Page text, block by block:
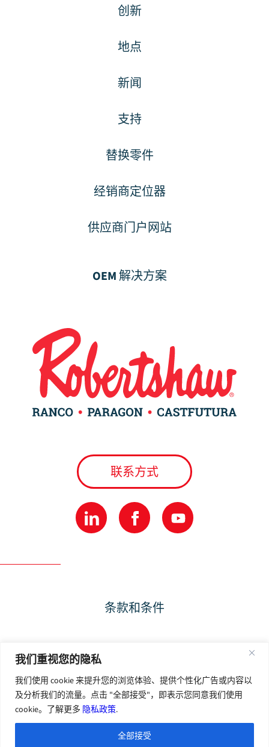
我们重视您的隐私
我们使用 cookie 来提升您的浏览体验、提供个性化广告或内容以
及分析我们的流量。点击 "全部接受"，即表示您同意我们使用
cookie。了解更多 隐私政策.
全部接受
创新
地点
新闻
支持
替换零件
经销商定位器
供应商门户网站
OEM 解决方案
联系方式
条款和条件
使用条款